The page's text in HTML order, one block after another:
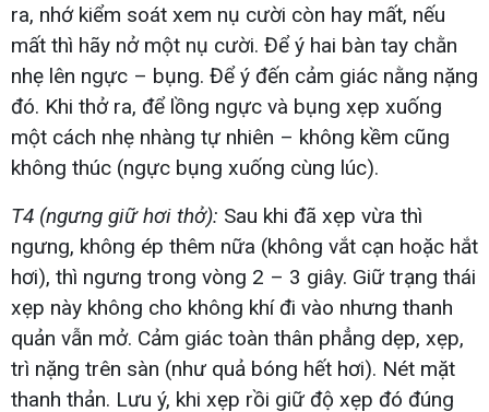
ra, nhớ kiểm soát xem nụ cười còn hay mất, nếu
mất thì hãy nở một nụ cười. Để ý hai bàn tay chằn
nhẹ lên ngực – bụng. Để ý đến cảm giác nằng nặng
đó. Khi thở ra, để lồng ngực và bụng xẹp xuống
một cách nhẹ nhàng tự nhiên – không kềm cũng
không thúc (ngực bụng xuống cùng lúc).
T4 (ngưng giữ hơi thở): Sau khi đã xẹp vừa thì
ngưng, không ép thêm nữa (không vắt cạn hoặc hắt
hơi), thì ngưng trong vòng 2 – 3 giây. Giữ trạng thái
xẹp này không cho không khí đi vào nhưng thanh
quản vẫn mở. Cảm giác toàn thân phẳng dẹp, xẹp,
trì nặng trên sàn (như quả bóng hết hơi). Nét mặt
thanh thản. Lưu ý, khi xẹp rồi giữ độ xẹp đó đúng